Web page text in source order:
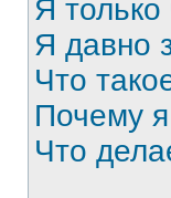
Я только
Я давно
Что
Почему я
Что